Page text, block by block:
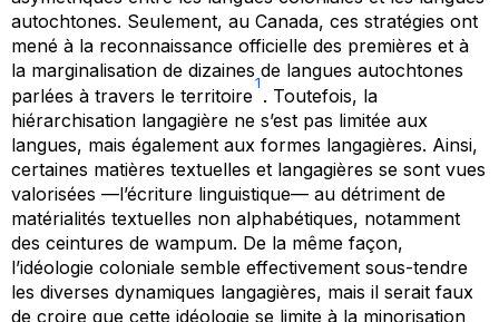
autochtones. Seulement, au Canada, ces stratégies ont
mené à la reconnaissance officielle des premières et à
la marginalisation de dizaines de langues autochtones
parlées à travers le territoire
1
. Toutefois, la
hiérarchisation langagière ne s’est pas limitée aux
langues, mais également aux formes langagières. Ainsi,
certaines matières textuelles et langagières se sont vues
valorisées —l’écriture linguistique— au détriment de
matérialités textuelles non alphabétiques, notamment
des ceintures de wampum. De la même façon,
l’idéologie coloniale semble effectivement sous-tendre
les diverses dynamiques langagières, mais il serait faux
de croire que cette idéologie se limite à la minorisation